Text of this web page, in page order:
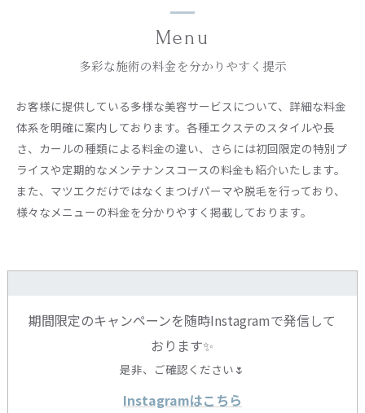
多彩な施術の料金を分かりやすく提示
Menu
お客様に提供している多様な美容サービスについて、詳細な料金
体系を明確に案内しております。各種エクステのスタイルや長
さ、カールの種類による料金の違い、さらには初回限定の特別プ
ライスや定期的なメンテナンスコースの料金も紹介いたします。
また、マツエクだけではなくまつげパーマや脱毛を行っており、
様々なメニューの料金を分かりやすく掲載しております。
期間限定のキャンペーンを随時Instagramで発信して
おります✨
是非、ご確認ください🌷
Instagramはこちら